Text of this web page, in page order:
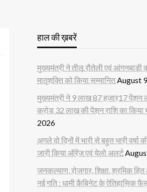
हाल की ख़बरें
मुख्यमंत्री ने तीलू रौतेली एवं आंगनबाड़ी
मातृशक्ति को किया सम्मानितAugust
मुख्यमंत्री ने 9 लाख 87 हजार17 पेंशन
करोड़ 32 लाख की पेंशन राशि का किया
2026
अगले दो दिनों में भारी से बहुत भारी वर्षा
जारी किया ऑरेंज एवं येलो अलर्ट
जनकल्याण, रोजगार, शिक्षा, श्रमिक
नई गति : धामी कैबिनेट के ऐतिहासिक